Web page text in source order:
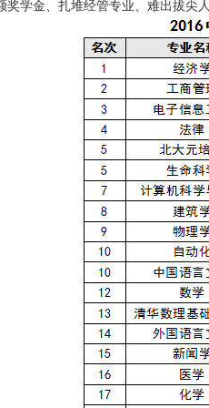
奖学金、扎堆经管专业、难出拔尖